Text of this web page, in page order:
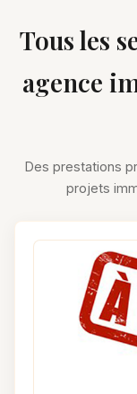
Tous les
agence
Des prestations
projets